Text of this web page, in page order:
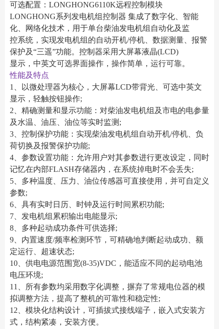
可选配置：LONGHONG6110K远程控制模块
LONGHONG系列发电机组控制器 集成了数字化、智能
化、网络化技术，用于单台柴油发电机组自动化及监
控系统，实现发电机组的自动开机/停机、数据测量、报警
保护及“三遥”功能。控制器采用大屏幕液晶(LCD)
显示，中英文可选界面操作，操作简单，运行可靠。
性能及特点
1、以微处理器为核心，大屏幕LCD带背光、可选中英文
显示，轻触按钮操作;
2、精确测量和显示功能：对柴油发电机组及市电的电参量
及水温、油压、油位等实时监测;
3、控制保护功能：实现柴油发电机组自动开机/停机、负
荷切换及报警保护功能;
4、参数设置功能：允许用户对其参数进行更改设定，同时
记忆在内部FLASH存储器内，在系统掉电时不会丢失;
5、多种温度、压力、油位传感器可直接使用，并可自定义
参数;
6、具有实时日历、时钟及运行时间累积功能;
7、发电机组累积输出电能显示;
8、多种起动成功条件可供选择;
9、内置速度/频率检测环节，可精确地判断起动成功、额
定运行、超速状态;
10、供电电源范围宽(8-35)VDC，能适应不同的起动电池
电压环境;
11、所有参数均采用数字化调整，摒弃了常规电位器的模
拟调整方法，提高了整机的可靠性和稳定性;
12、模块化结构设计，可插拔式接线端子，嵌入式安装方
式，结构紧凑，安装方便。